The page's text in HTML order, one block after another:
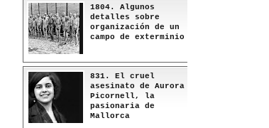
1804. Algunos
detalles sobre
organización de un
campo de exterminio
831. El cruel
asesinato de Aurora
Picornell, la
pasionaria de
Mallorca